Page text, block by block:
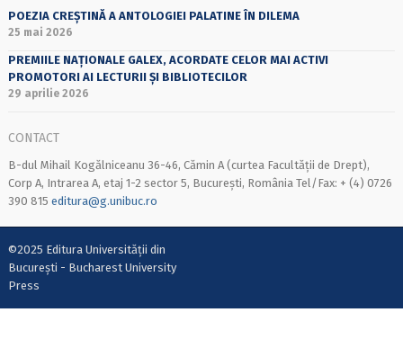
POEZIA CREȘTINĂ A ANTOLOGIEI PALATINE ÎN DILEMA
25 mai 2026
PREMIILE NAȚIONALE GALEX, ACORDATE CELOR MAI ACTIVI
PROMOTORI AI LECTURII ȘI BIBLIOTECILOR
29 aprilie 2026
CONTACT
B-dul Mihail Kogălniceanu 36-46, Cămin A (curtea Facultății de Drept),
Corp A, Intrarea A, etaj 1-2 sector 5, București, România Tel/Fax: + (4) 0726
390 815 editura@g.unibuc.ro
©2025 Editura Universității din
București - Bucharest University
Press